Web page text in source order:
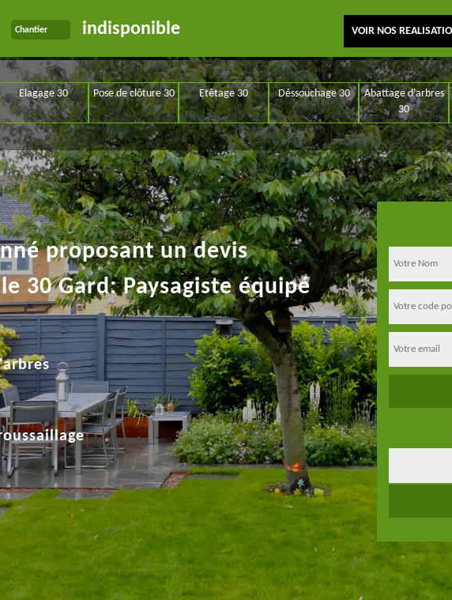
Chantier indisponible VOIR NOS
Elagage 30 Pose de clôture 30 Etêtage 30 Déssouchage 30
Abattage d'arbres
30
proposant un devis
30 Gard: Paysagiste équipé